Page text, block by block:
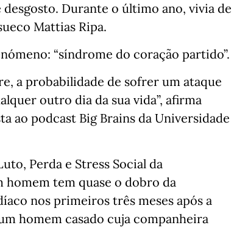
Durante o último ano, vivia de
Mattias Ripa.
“síndrome do coração partido”.
a probabilidade de sofrer um ataque
outro dia da sua vida”, afirma
ao podcast Big Brains da Universidade
Perda e Stress Social da
tem quase o dobro da
nos primeiros três meses após a
homem casado cuja companheira